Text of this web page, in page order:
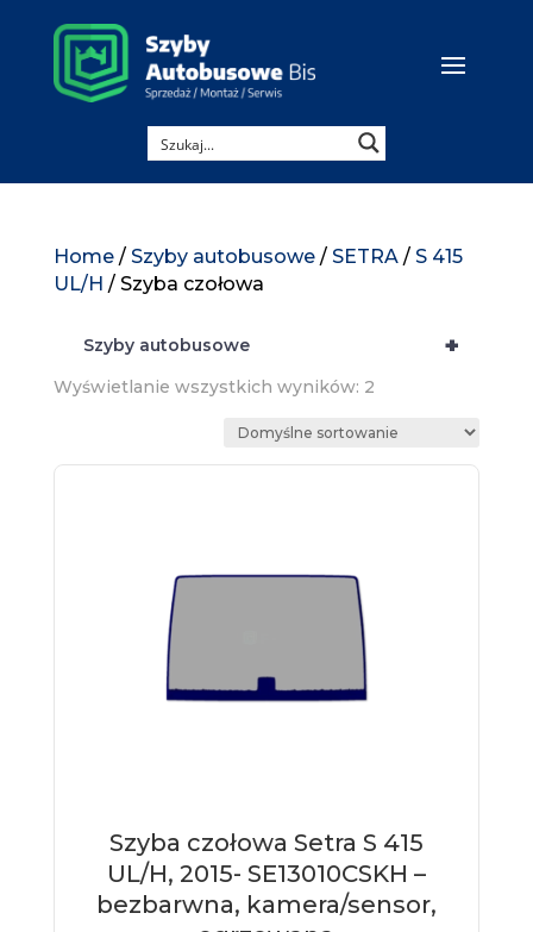
Home/ Szyby autobusowe/ SETRA/ S 415
UL/H / Szyba czołowa
+
Szyby autobusowe
Wyświetlanie wszystkich wyników: 2
Szyba czołowa Setra S 415
UL/H, 2015- SE13010CSKH –
bezbarwna, kamera/sensor,